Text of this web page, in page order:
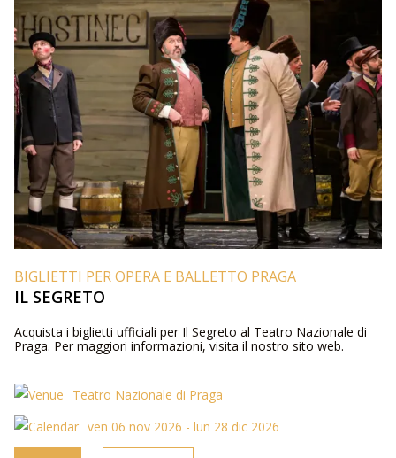
BIGLIETTI PER OPERA E BALLETTO PRAGA
IL SEGRETO
Acquista i biglietti ufficiali per Il Segreto al Teatro Nazionale di
Praga. Per maggiori informazioni, visita il nostro sito web.
Teatro Nazionale di Praga
ven 06 nov 2026 - lun 28 dic 2026